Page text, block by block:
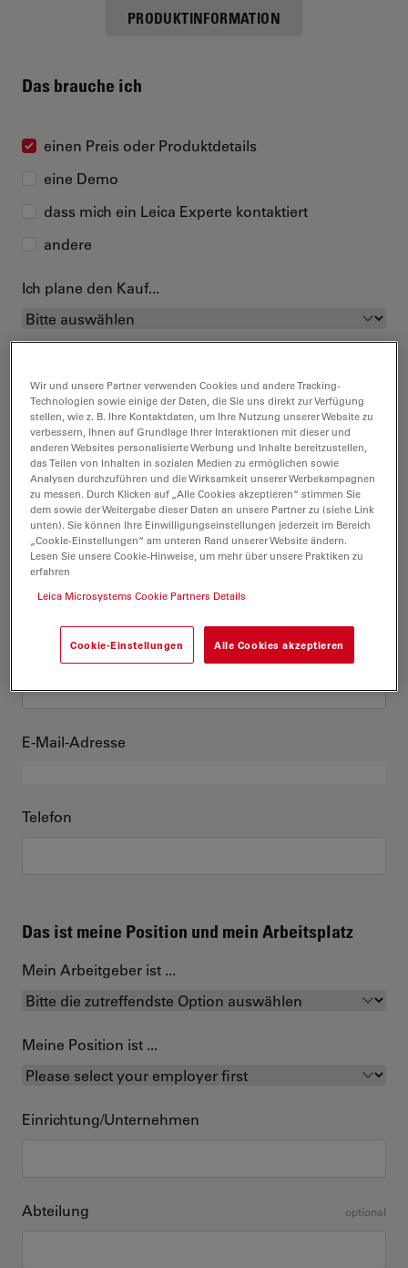
PRODUKTINFORMATION
Das brauche ich
einen Preis oder Produktdetails
eine Demo
dass mich ein Leica Experte kontaktiert
andere
Ich plane den Kauf...
Das bin ich
Akademischer Grad
Vorname
Nachname
E-Mail-Adresse
Telefon
Das ist meine Position und mein Arbeitsplatz
Mein Arbeitgeber ist ...
Meine Position ist ...
Einrichtung/Unternehmen
Abteilung optional
Wir und unsere Partner verwenden Cookies und andere Tracking-
Technologien sowie einige der Daten, die Sie uns direkt zur Verfügung
stellen, wie z. B. Ihre Kontaktdaten, um Ihre Nutzung unserer Website zu
verbessern, Ihnen auf Grundlage Ihrer Interaktionen mit dieser und
anderen Websites personalisierte Werbung und Inhalte bereitzustellen,
das Teilen von Inhalten in sozialen Medien zu ermöglichen sowie
Analysen durchzuführen und die Wirksamkeit unserer Werbekampagnen
zu messen. Durch Klicken auf „Alle Cookies akzeptieren“ stimmen Sie
dem sowie der Weitergabe dieser Daten an unsere Partner zu (siehe Link
unten). Sie können Ihre Einwilligungseinstellungen jederzeit im Bereich
„Cookie-Einstellungen“ am unteren Rand unserer Website ändern.
Lesen Sie unsere Cookie-Hinweise, um mehr über unsere Praktiken zu
erfahren
Leica Microsystems Cookie Partners Details
Cookie-Einstellungen Alle Cookies akzeptieren